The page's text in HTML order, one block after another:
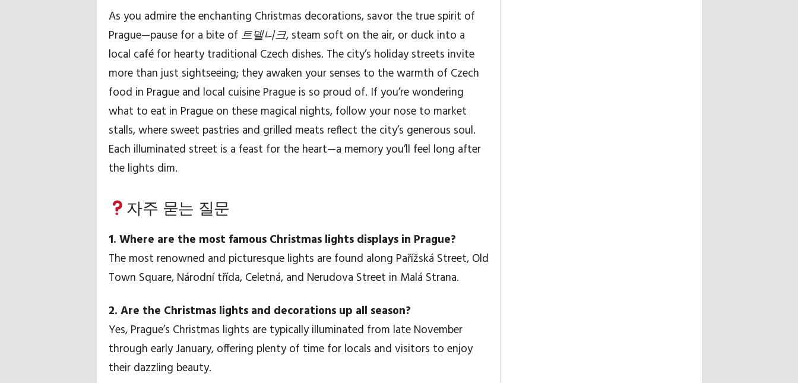
As you admire the enchanting Christmas decorations, savor the true spirit of
Prague—pause for a bite of 트델니크, steam soft on the air, or duck into a
local café for hearty traditional Czech dishes. The city’s holiday streets invite
more than just sightseeing; they awaken your senses to the warmth of Czech
food in Prague and local cuisine Prague is so proud of. If you’re wondering
what to eat in Prague on these magical nights, follow your nose to market
stalls, where sweet pastries and grilled meats reflect the city’s generous soul.
Each illuminated street is a feast for the heart—a memory you’ll feel long after
the lights dim.
자주 묻는 질문
1. Where are the most famous Christmas lights displays in Prague?
The most renowned and picturesque lights are found along Pařížská Street, Old
Town Square, Národní třída, Celetná, and Nerudova Street in Malá Strana.
2. Are the Christmas lights and decorations up all season?
Yes, Prague’s Christmas lights are typically illuminated from late November
through early January, offering plenty of time for locals and visitors to enjoy
their dazzling beauty.